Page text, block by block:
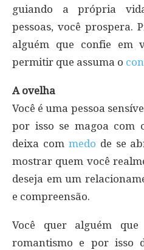
guiando a própria
pessoas, você prospera.
alguém que confie em
permitir que assuma o
A ovelha
Você é uma pessoa
por isso se magoa com
deixa com medo de se
mostrar quem você
deseja em um
e compreensão.
Você quer alguém
romantismo e por isso